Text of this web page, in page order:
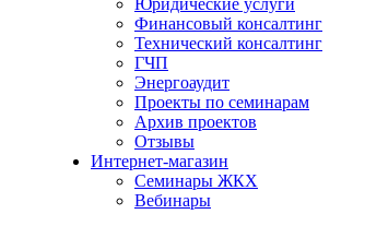
Юридические услуги
Финансовый консалтинг
Технический консалтинг
ГЧП
Энергоаудит
Проекты по семинарам
Архив проектов
Отзывы
Интернет-магазин
Семинары ЖКХ
Вебинары